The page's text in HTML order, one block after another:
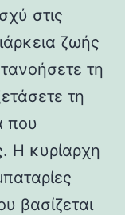
στις
ζωής
τη
τη
που
Η κυρίαρχη
βασίζεται